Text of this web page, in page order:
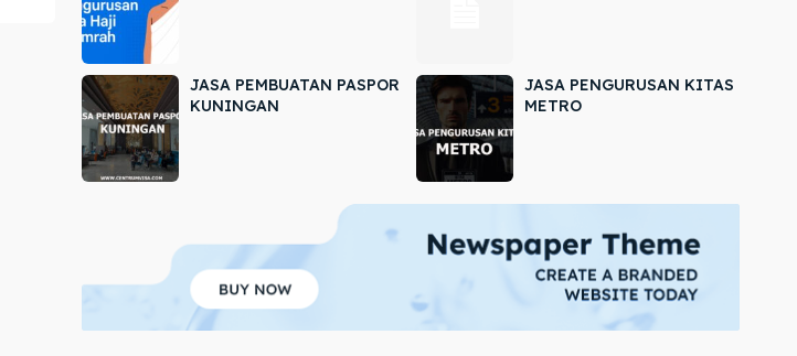
JASA PEMBUATAN PASPOR
KUNINGAN
JASA PENGURUSAN KITAS
METRO